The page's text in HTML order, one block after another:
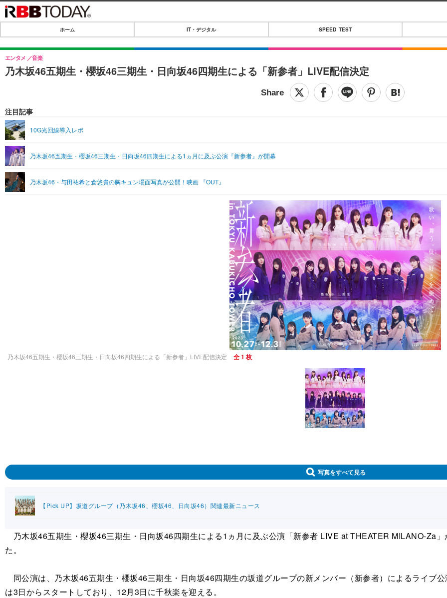
IT・デジタル
IT・デジタルTOP
SPEED TEST
音楽
ライフ
ペット
その他
リリース一覧
プッシュ通知の停止方法
ホーム IT・デジタル SPEED TEST
乃木坂46五期生・櫻坂46三期生・日向坂46四期生による「新参者」LIVE配信決定
エンタメ 音楽
注目記事
10G光回線導入レポ
乃木坂46五期生・櫻坂46三期生・日向坂46四期生による1ヵ月に及ぶ公演『新参者』が開幕
乃木坂46・与田祐希と倉悠貴の胸キュン場面写真が公開！映画 『OUT』
乃木坂46五期生・櫻坂46三期生・日向坂46四期生による「新参者」LIVE配信決定 全 1 枚
写真をすべて見る
【Pick UP】坂道グループ（乃木坂46、櫻坂46、日向坂46）関連最新ニュース
乃木坂46五期生・櫻坂46三期生・日向坂46四期生による1ヵ月に及ぶ公演「新参者 LIVE at THEATER MILANO-Za
た。
同公演は、乃木坂46五期生・櫻坂46三期生・日向坂46四期生の坂道グループの新メンバー（新参者）によるライブ
は3日からスタートしており、12月3日に千秋楽を迎える。